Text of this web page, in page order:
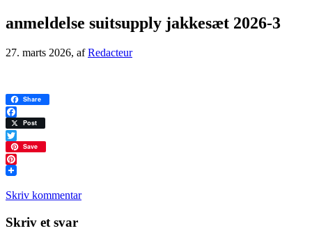
anmeldelse suitsupply jakkesæt 2026-3
27. marts 2026, afRedacteur
Share
Facebook
Post
Twitter
Save
Pinterest
Skriv kommentar
Læserinteraktioner
Skriv et svar